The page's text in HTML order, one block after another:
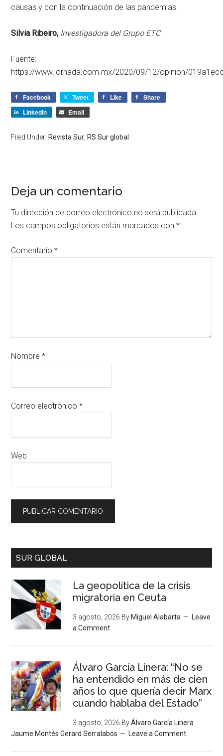
causas y con la continuación de las pandemias.
Silvia Ribeiro, Investigadora del Grupo ETC
Fuente:
https://www.jornada.com.mx/2020/09/12/opinion/
Facebook Tweet Like
Share
LinkedIn
Email
Filed Under: Revista Sur RS Sur global
Deja un comentario
Tu dirección de correo electrónico no será publicada.
Los campos obligatorios están marcados con*
Comentario*
Nombre*
Correo electrónico*
Web
SUR GLOBAL
La geopolítica de la crisis
migratoria en Ceuta
3 agosto, 2026 By Miguel Alabarta
Leave
a Comment
Álvaro García Linera: “No se
ha entendido en más de cien
años lo que quería decir Marx
cuando hablaba del Estado”
3 agosto, 2026 ByÁlvaro García Linera
Jaume Montés Gerard Serralabós
Leave a Comment